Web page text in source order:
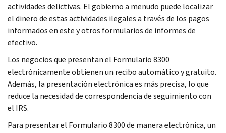
actividades delictivas. El gobierno a menudo puede localizar
el dinero de estas actividades ilegales a través de los pagos
informados en este y otros formularios de informes de
efectivo.
Los negocios que presentan el Formulario 8300
electrónicamente obtienen un recibo automático y gratuito.
Además, la presentación electrónica es más precisa, lo que
reduce la necesidad de correspondencia de seguimiento con
el IRS.
Para presentar el Formulario 8300 de manera electrónica, un